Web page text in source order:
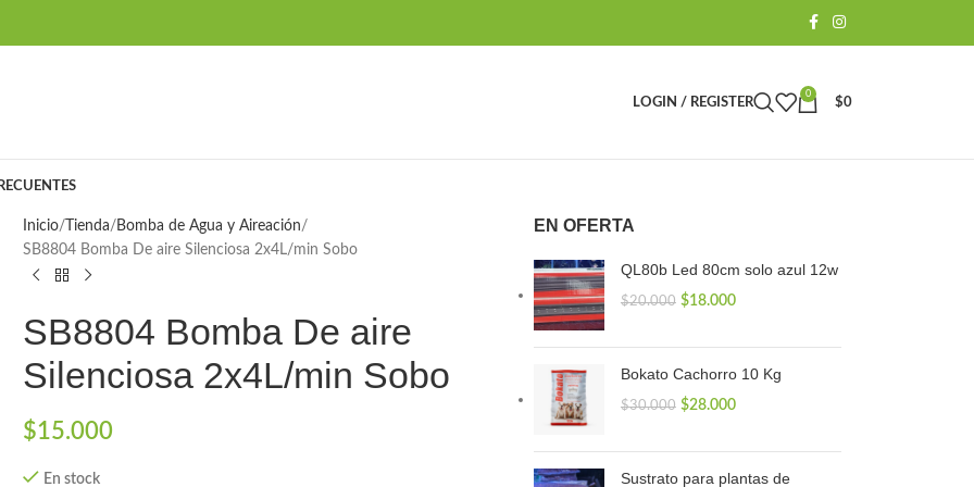
LOGIN / REGISTER
0
$0
Inicio Tienda
Bomba de Agua y Aireación
SB8804 Bomba De aire Silenciosa 2x4L/min Sobo
SB8804 Bomba De aire
Silenciosa 2x4L/min Sobo
$15.000
En stock
EN OFERTA
QL80b Led 80cm solo azul 12w
$20.000 $18.000
Bokato Cachorro 10 Kg
$30.000 $28.000
Sustrato para plantas de